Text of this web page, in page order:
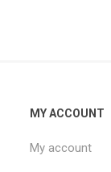
MY ACCOUNT
My account